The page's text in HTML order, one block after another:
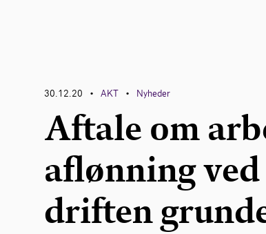
30.12.20 • AKT • Nyheder
Aftale om
aflønning
driften